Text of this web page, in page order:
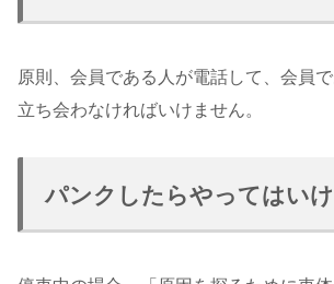
原則、会員である人が電話して、会員
立ち会わなければいけません。
パンクしたらやってはい